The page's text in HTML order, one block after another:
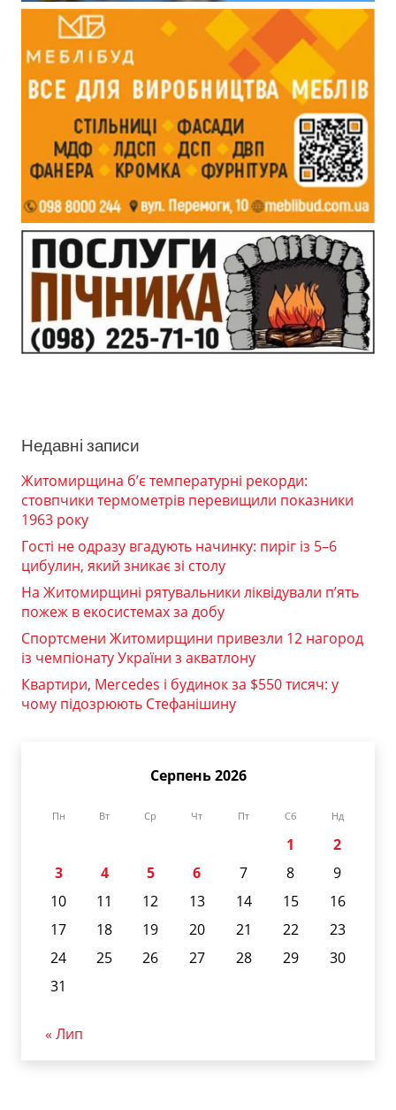
Недавні записи
Житомирщина б’є температурні рекорди:
стовпчики термометрів перевищили показники
1963 року
Гості не одразу вгадують начинку: пиріг із 5–6
цибулин, який зникає зі столу
На Житомирщині рятувальники ліквідували п’ять
пожеж в екосистемах за добу
Спортсмени Житомирщини привезли 12 нагород
із чемпіонату України з акватлону
Квартири, Mercedes і будинок за $550 тисяч: у
чому підозрюють Стефанішину
Серпень 2026
Пн Вт Ср Чт Пт Сб Нд
1
2
3
4 5 6 7 8
9
10
11 12 13 14 15
16
17
18 19 20 21 22
23
24
25 26 27 28 29
30
31
« Лип